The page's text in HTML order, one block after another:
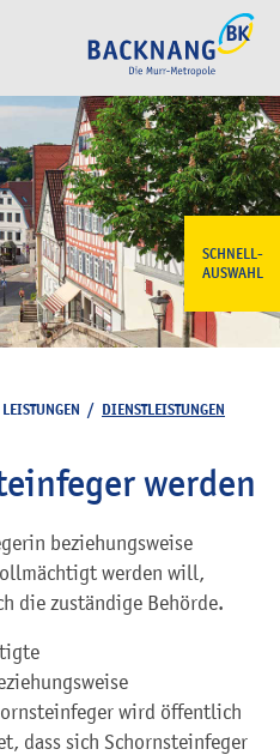
SCHNELL-
AUSWAHL
/ DIENSTLEISTUNGEN
werden
beziehungsweise
werden will,
die zuständige Behörde.
wird öffentlich
dass sich Schornsteinfeger